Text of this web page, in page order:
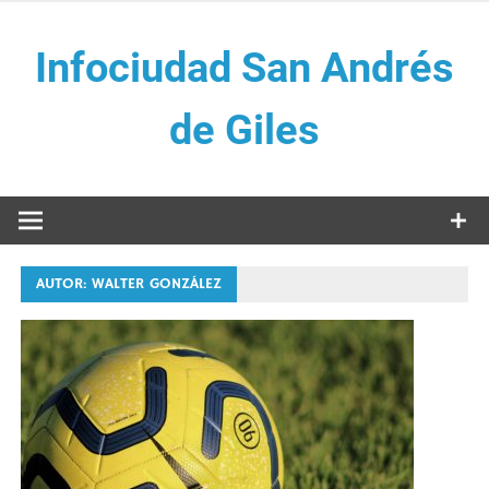
contenidoInfociudad San Andrés
de Giles
AUTOR:WALTER GONZÁLEZ